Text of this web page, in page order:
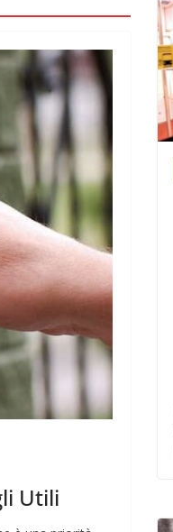
Utili